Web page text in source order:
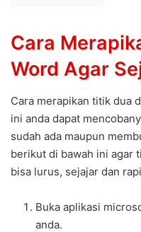
Cara
Word Agar
Cara merapikan titik dua
ini anda dapat
sudah ada maupun
berikut di bawah ini agar
bisa lurus, sejajar dan
Buka aplikasi
anda.